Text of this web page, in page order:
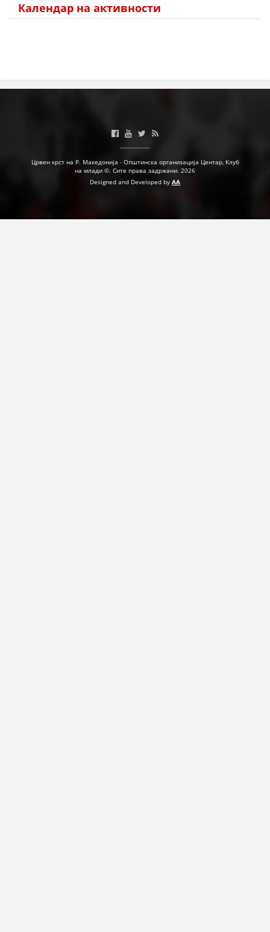
Календар на активности
Црвен крст на Р. Македонија - Општинска организација Центар, Клуб
на млади ©. Сите права задржани. 2026
Designed and Developed by AA